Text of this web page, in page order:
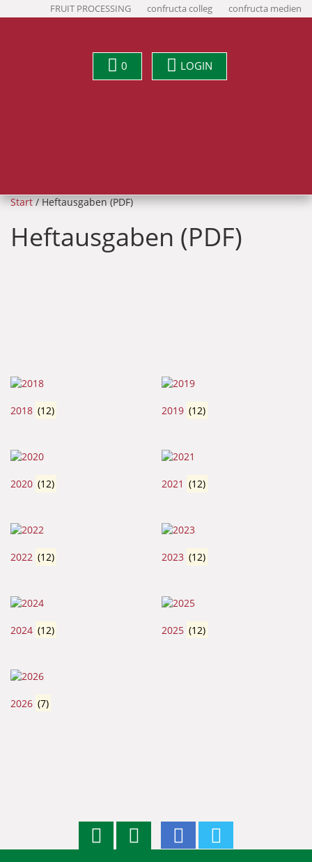
FRUIT PROCESSING confructa colleg confructa medien
0 LOGIN
Start/ Heftausgaben (PDF)
Heftausgaben (PDF)
2018 (12) 2019 (12)
2020 (12) 2021 (12)
2022 (12) 2023 (12)
2024 (12) 2025 (12)
2026 (7)